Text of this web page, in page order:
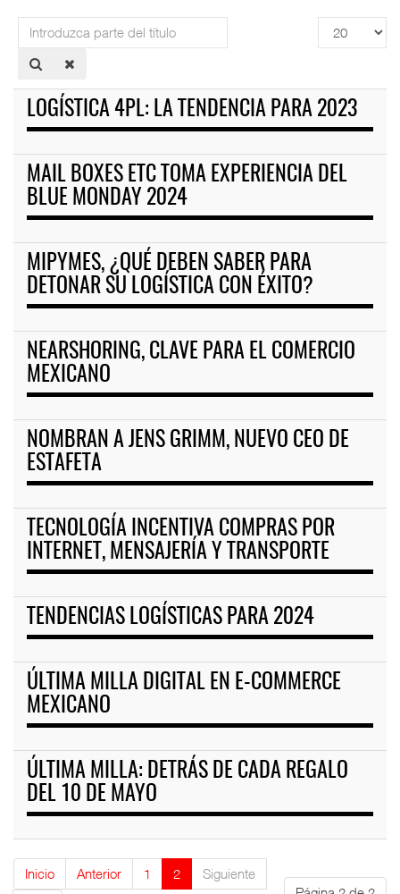
Introduzca
parte
del
Cantidad
a
LOGÍSTICA 4PL: LA TENDENCIA PARA 2023
MAIL BOXES ETC TOMA EXPERIENCIA DEL
BLUE MONDAY 2024
MIPYMES, ¿QUÉ DEBEN SABER PARA
DETONAR SU LOGÍSTICA CON ÉXITO?
NEARSHORING, CLAVE PARA EL COMERCIO
MEXICANO
NOMBRAN A JENS GRIMM, NUEVO CEO DE
ESTAFETA
TECNOLOGÍA INCENTIVA COMPRAS POR
INTERNET, MENSAJERÍA Y TRANSPORTE
TENDENCIAS LOGÍSTICAS PARA 2024
ÚLTIMA MILLA DIGITAL EN E-COMMERCE
MEXICANO
ÚLTIMA MILLA: DETRÁS DE CADA REGALO
DEL 10 DE MAYO
Inicio Anterior 1 2 Siguiente